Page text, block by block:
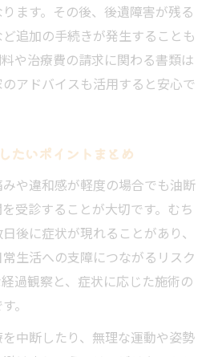
ます。その後、後遺障害が残る
追加の手続きが発生することも
や治療費の請求に関わる書類は
アドバイスも活用すると安心で
たいポイントまとめ
や違和感が軽度の場合でも油断
受診することが大切です。むち
後に症状が現れることがあり、
生活への支障につながるリスク
過観察と、症状に応じた施術の
。
中断したり、無理な運動や姿勢